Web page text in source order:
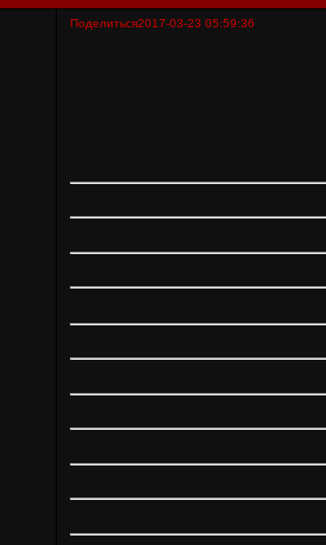
Поделиться2017-03-23 05:59:36